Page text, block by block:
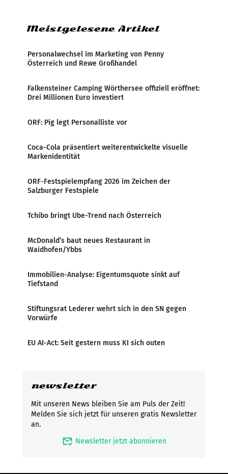
Meistgelesene Artikel
Personalwechsel im Marketing von Penny
Österreich und Rewe Großhandel
Falkensteiner Camping Wörthersee offiziell eröffnet:
Drei Millionen Euro investiert
ORF: Pig legt Personalliste vor
Coca-Cola präsentiert weiterentwickelte visuelle
Markenidentität
ORF-Festspielempfang 2026 im Zeichen der
Salzburger Festspiele
Tchibo bringt Ube-Trend nach Österreich
McDonald’s baut neues Restaurant in
Waidhofen/Ybbs
Immobilien-Analyse: Eigentumsquote sinkt auf
Tiefstand
Stiftungsrat Lederer wehrt sich in den SN gegen
Vorwürfe
EU AI-Act: Seit gestern muss KI sich outen
newsletter
Mit unseren News bleiben Sie am Puls der Zeit!
Melden Sie sich jetzt für unseren gratis Newsletter
an.
mark_email_read Newsletter jetzt abonnieren